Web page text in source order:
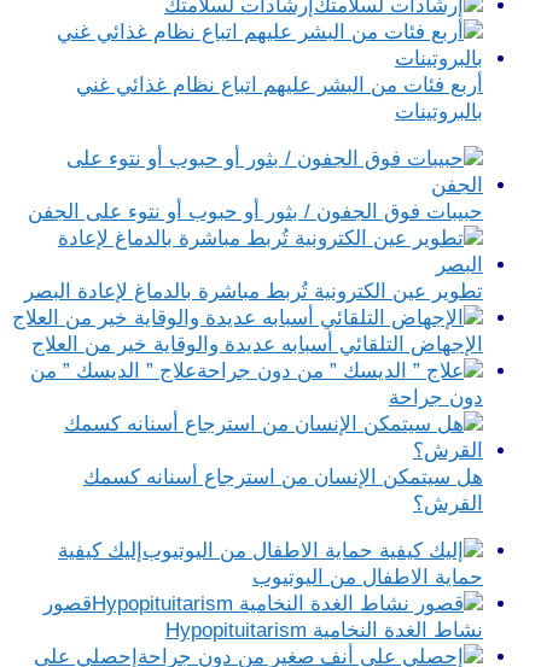
إرشادات لسلامتك
أربع فئات من البشر عليهم اتباع نظام غذائي غني
بالبروتينات
حبيبات فوق الجفون / بثور أو حبوب أو نتوء على الجفن
تطوير عين الكترونية تُربط مباشرة بالدماغ لإعادة البصر
الإجهاض التلقائي أسبابه عديدة والوقاية خير من العلاج
علاج ” الديسك ” من
دون جراحة
هل سيتمكن الإنسان من استرجاع أسنانه كسمك
القرش؟
إليك كيفية
حماية الاطفال من اليوتيوب
قصور
نشاط الغدة النخامية Hypopituitarism
إحصلي على